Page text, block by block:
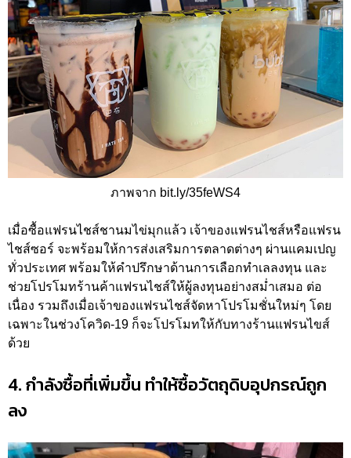
ภาพจาก bit.ly/35feWS4
เมื่อซื้อแฟรนไชส์ชานมไข่มุกแล้ว เจ้าของแฟรนไชส์หรือแฟรน
ไชส์ซอร์ จะพร้อมให้การส่งเสริมการตลาดต่างๆ ผ่านแคมเปญ
ทั่วประเทศ พร้อมให้คำปรึกษาด้านการเลือกทำเลลงทุน และ
ช่วยโปรโมทร้านค้าแฟรนไชส์ให้ผู้ลงทุนอย่างสม่ำเสมอ ต่อ
เนื่อง รวมถึงเมื่อเจ้าของแฟรนไชส์จัดหาโปรโมชั่นใหม่ๆ โดย
เฉพาะในช่วงโควิด-19 ก็จะโปรโมทให้กับทางร้านแฟรนไขส์
ด้วย
4. กำลังซื้อที่เพิ่มขึ้น ทำให้ซื้อวัตถุดิบอุปกรณ์ถูก
ลง